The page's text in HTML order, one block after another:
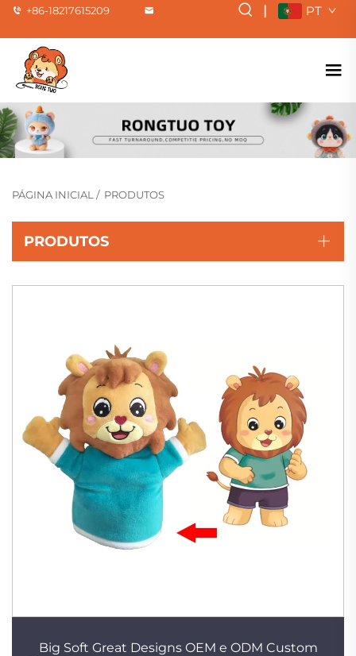
+86-18217615209 | PT
PÁGINA INICIAL / PRODUTOS
PRODUTOS
Big Soft Great Designs OEM e ODM Custom